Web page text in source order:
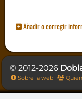
Añadir o corregir
© 2012-2026
Sobre la web